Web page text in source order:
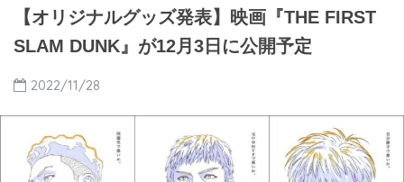
【オリジナルグッズ発表】映画『THE FIRST
SLAM DUNK』が12月3日に公開予定
2022/11/28